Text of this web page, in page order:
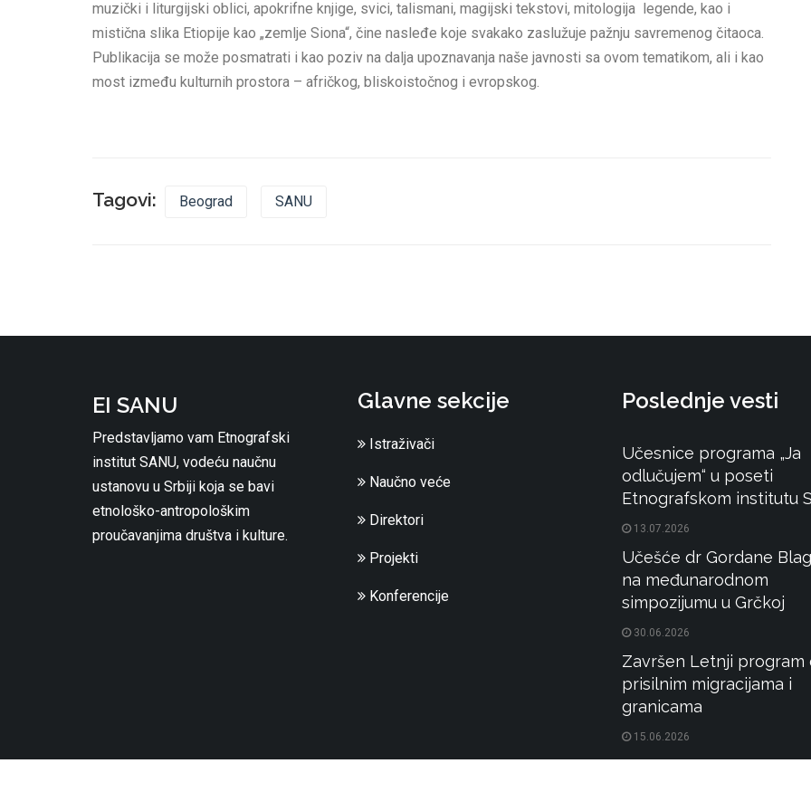
muzički i liturgijski oblici, apokrifne knjige, svici, talismani, magijski tekstovi, mitologija legende, kao i
mistična slika Etiopije kao „zemlje Siona“, čine nasleđe koje svakako zaslužuje pažnju savremenog čitaoca.
Publikacija se može posmatrati i kao poziv na dalja upoznavanja naše javnosti sa ovom tematikom, ali i kao
most između kulturnih prostora – afričkog, bliskoistočnog i evropskog.
Tagovi: Beograd SANU
EI SANU
Predstavljamo vam Etnografski
institut SANU, vodeću naučnu
ustanovu u Srbiji koja se bavi
etnološko-antropološkim
proučavanjima društva i kulture.
Glavne sekcije
Istraživači
Naučno veće
Direktori
Projekti
Konferencije
Poslednje vesti
Učesnice programa „Ja
odlučujem“ u poseti
Etnografskom institutu
13.07.2026
Učešće dr Gordane
na međunarodnom
simpozijumu u Grčkoj
30.06.2026
Završen Letnji program
prisilnim migracijama i
granicama
15.06.2026